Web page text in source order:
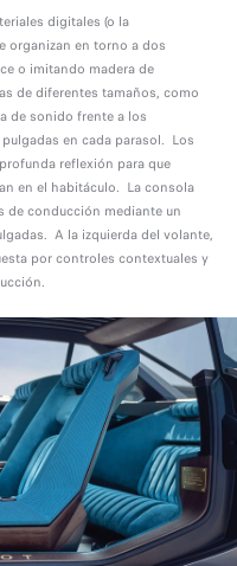
digitales (o la
organizan en torno a dos
o imitando madera de
de diferentes tamaños, como
de sonido frente a los
en cada parasol. Los
reflexión para que
en el habitáculo. La consola
de conducción mediante un
A la izquierda del volante,
por controles contextuales y